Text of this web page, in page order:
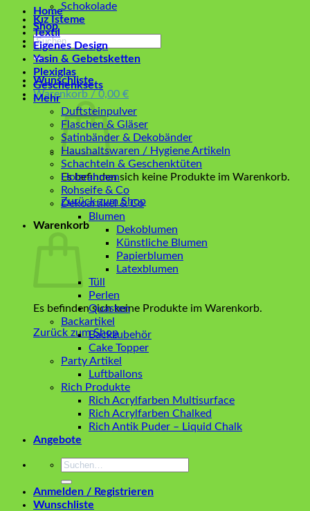
Home
Shop
Suchen
nach:
Wunschliste
Warenkorb / 0,00 €
Es befinden sich keine Produkte im Warenkorb.
Zurück zum Shop
Warenkorb
Es befinden sich keine Produkte im Warenkorb.
Zurück zum Shop
Schokolade
Kız İsteme
Textil
Eigenes Design
Yasin & Gebetsketten
Plexiglas
Geschenksets
Mehr
Duftsteinpulver
Flaschen & Gläser
Satinbänder & Dekobänder
Haushaltswaren / Hygiene Artikeln
Schachteln & Geschenktüten
Holzrahmen
Rohseife & Co
Dekoartikel & Co
Blumen
Dekoblumen
Künstliche Blumen
Papierblumen
Latexblumen
Tüll
Perlen
Quasten
Backartikel
Backzubehör
Cake Topper
Party Artikel
Luftballons
Rich Produkte
Rich Acrylfarben Multisurface
Rich Acrylfarben Chalked
Rich Antik Puder – Liquid Chalk
Angebote
Suchen
Anmelden / Registrieren
Wunschliste